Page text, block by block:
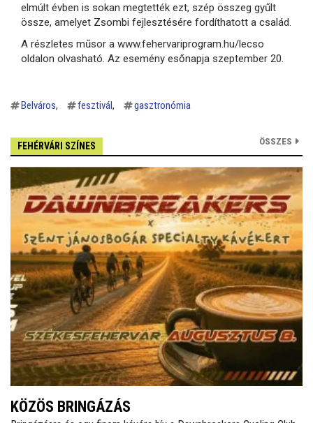
elmúlt évben is sokan megtették ezt, szép összeg gyűlt
össze, amelyet Zsombi fejlesztésére fordíthatott a család.
A részletes műsor a www.fehervariprogram.hu/lecso
oldalon olvasható. Az esemény esőnapja szeptember 20.
Belváros fesztivál gasztronómia
FEHÉRVÁRI SZÍNES ÖSSZES
KÖZÖS BRINGÁZÁS